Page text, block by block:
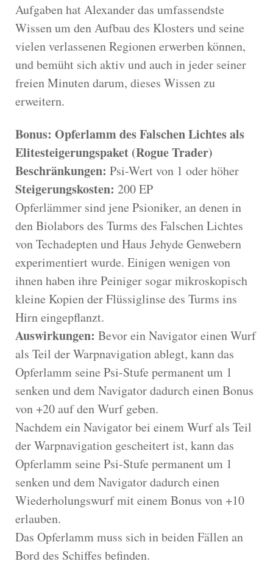
Aufgaben hat Alexander das umfassendste
Wissen um den Aufbau des Klosters und seine
vielen verlassenen Regionen erwerben können,
und bemüht sich aktiv und auch in jeder seiner
freien Minuten darum, dieses Wissen zu
erweitern.
Bonus: Opferlamm des Falschen Lichtes als
Elitesteigerungspaket (Rogue Trader)
Beschränkungen: Psi-Wert von 1 oder höher
Steigerungskosten: 200 EP
Opferlämmer sind jene Psioniker, an denen in
den Biolabors des Turms des Falschen Lichtes
von Techadepten und Haus Jehyde Genwebern
experimentiert wurde. Einigen wenigen von
ihnen haben ihre Peiniger sogar mikroskopisch
kleine Kopien der Flüssiglinse des Turms ins
Hirn eingepflanzt.
Auswirkungen: Bevor ein Navigator einen Wurf
als Teil der Warpnavigation ablegt, kann das
Opferlamm seine Psi-Stufe permanent um 1
senken und dem Navigator dadurch einen Bonus
von +20 auf den Wurf geben.
Nachdem ein Navigator bei einem Wurf als Teil
der Warpnavigation gescheitert ist, kann das
Opferlamm seine Psi-Stufe permanent um 1
senken und dem Navigator dadurch einen
Wiederholungswurf mit einem Bonus von +10
erlauben.
Das Opferlamm muss sich in beiden Fällen an
Bord des Schiffes befinden.